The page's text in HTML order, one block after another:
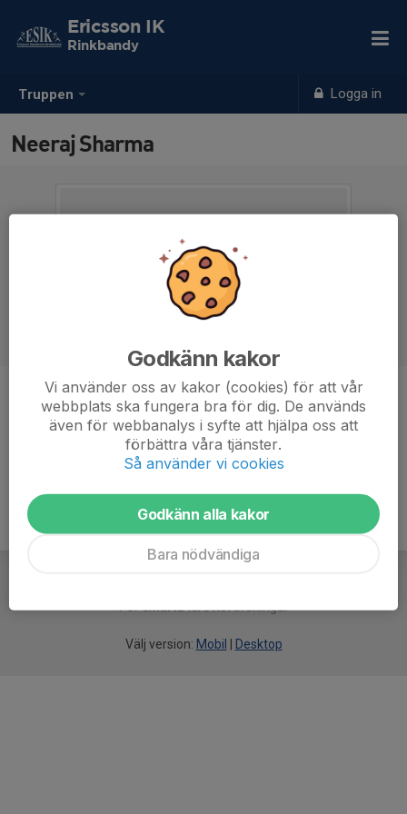
Truppen Logga in
Ericsson IK
Rinkbandy
Neeraj Sharma
Position
-
39 år
Försmartaidrottsföreningar
Välj version: Mobil Desktop
Godkänn kakor
Vi använder oss av kakor (cookies) för att vår
webbplats ska fungera bra för dig. De används
även för webbanalys i syfte att hjälpa oss att
förbättra våra tjänster.
Så använder vi cookies
Godkänn alla kakor
Bara nödvändiga